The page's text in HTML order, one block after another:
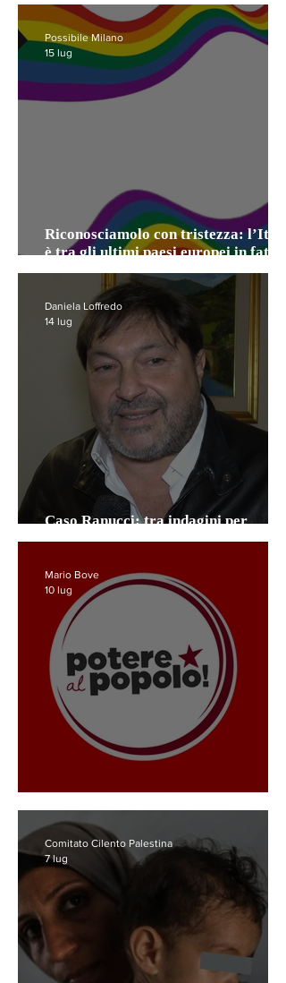
Riconosciamolo con tristezza: l’Italia
è tra gli ultimi paesi europei in fatto
di diritti civili
Possibile Milano
15 lug
Caso Ranucci: tra indagini per
l’attentato e scontro politico
Daniela Loffredo
14 lug
Il potere di un popolo diviso
Mario Bove
10 lug
Comitato Cilento Palestina
7 lug